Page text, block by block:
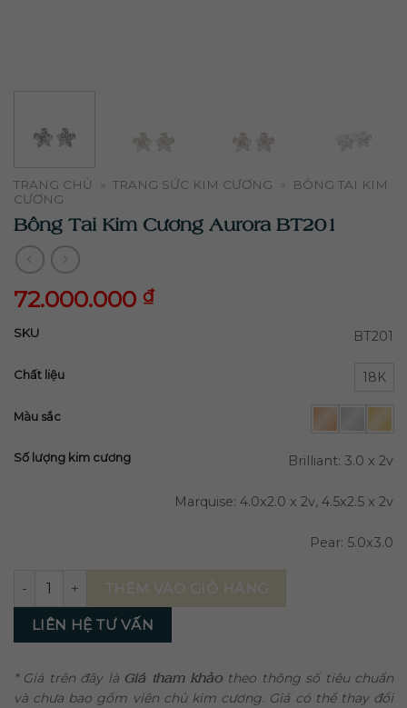
TRANG CHỦ » TRANG SỨC KIM CƯƠNG »
BÔNG TAI KIM
CƯƠNG
Bông Tai Kim Cương Aurora BT201
72.000.000 ₫
72.000.000
SKU BT201
Chất liệu 18K
Màu sắc
Số lượng kim cương Brilliant: 3.0 x 2v
Marquise: 4.0x2.0 x 2v, 4.5x2.5 x 2v
Pear: 5.0x3.0
Bông Tai Kim Cương Aurora BT201 số lượng
LIÊN HỆ TƯ VẤN
* Giá trên đây là Giá tham khảo theo thông số tiêu chuẩn
và chưa bao gồm viên chủ kim cương. Giá có thể thay đổi